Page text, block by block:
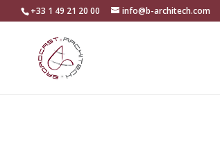
+33 1 49 21 20 00 info@b-architech.com